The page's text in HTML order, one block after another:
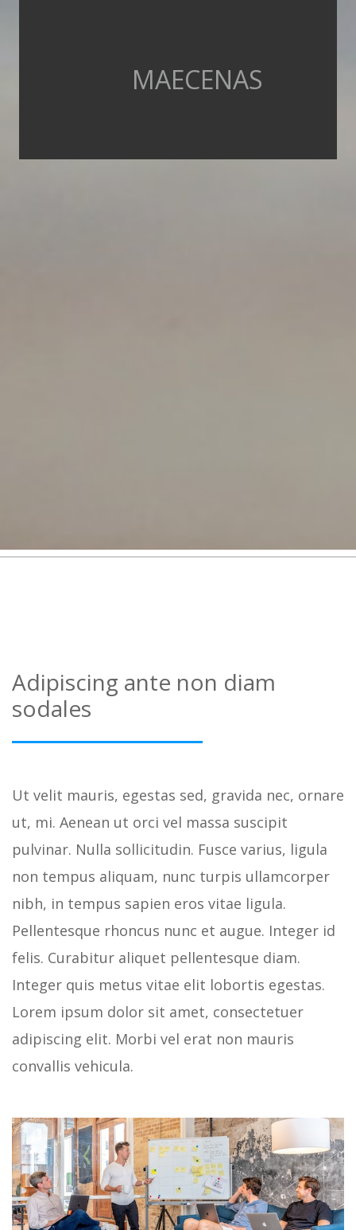
MAECENAS
Adipiscing ante non diam
sodales
Ut velit mauris, egestas sed, gravida nec, ornare
ut, mi. Aenean ut orci vel massa suscipit
pulvinar. Nulla sollicitudin. Fusce varius, ligula
non tempus aliquam, nunc turpis ullamcorper
nibh, in tempus sapien eros vitae ligula.
Pellentesque rhoncus nunc et augue. Integer id
felis. Curabitur aliquet pellentesque diam.
Integer quis metus vitae elit lobortis egestas.
Lorem ipsum dolor sit amet, consectetuer
adipiscing elit. Morbi vel erat non mauris
convallis vehicula.